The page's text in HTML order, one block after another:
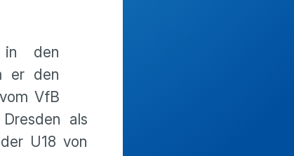
in den
er den
VfB
als
U18 von